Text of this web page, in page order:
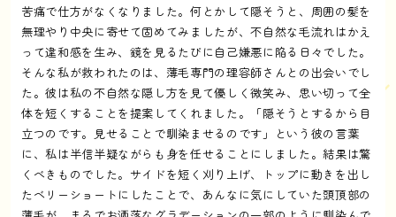
苦痛で仕方がなくなりました。何とかして隠そうと、周囲の髪を
無理やり中央に寄せて固めてみましたが、不自然な毛流れはかえ
って違和感を生み、鏡を見るたびに自己嫌悪に陥る日々でした。
そんな私が救われたのは、薄毛専門の理容師さんとの出会いでし
た。彼は私の不自然な隠し方を見て優しく微笑み、思い切って全
体を短くすることを提案してくれました。「隠そうとするから目
立つのです。見せることで馴染ませるのです」という彼の言葉
に、私は半信半疑ながらも身を任せることにしました。結果は驚
くべきものでした。サイドを短く刈り上げ、トップに動きを出し
たベリーショートにしたことで、あんなに気にしていた頭頂部の